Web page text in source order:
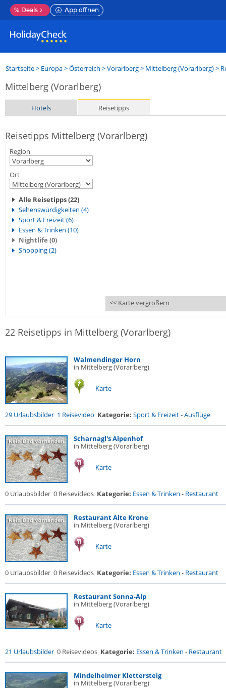
% Deals App öffnen
Startseite> Europa>Österreich >Vorarlberg> Mittelberg (Vorarlberg)>
Mittelberg (Vorarlberg)
Hotels Reisetipps
Reisetipps Mittelberg (Vorarlberg)
Region
Ort
Alle Reisetipps (22)
Sehenswürdigkeiten (4)
Sport & Freizeit (6)
Essen & Trinken (10)
Nightlife (0)
Shopping (2)
<< Karte vergrößern
22 Reisetipps in Mittelberg (Vorarlberg)
Walmendinger Horn
in Mittelberg (Vorarlberg)
Karte
29 Urlaubsbilder 1 Reisevideo Kategorie: Sport & Freizeit-Ausflüge
Scharnagl's Alpenhof
in Mittelberg (Vorarlberg)
Karte
0 Urlaubsbilder 0 Reisevideos Kategorie: Essen & Trinken - Restaurant
Restaurant Alte Krone
in Mittelberg (Vorarlberg)
Karte
0 Urlaubsbilder 0 Reisevideos Kategorie: Essen & Trinken - Restaurant
Restaurant Sonna-Alp
in Mittelberg (Vorarlberg)
Karte
21 Urlaubsbilder 0 Reisevideos Kategorie: Essen & Trinken - Restaurant
Mindelheimer Klettersteig
in Mittelberg (Vorarlberg)